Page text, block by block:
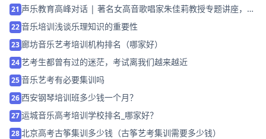
21 声乐教育高峰对话 | 著名女高音歌唱家朱佳莉教授专题讲座，圆
满落幕！
22音乐培训浅谈乐理知识的重要性
23 廊坊音乐艺考培训机构排名（哪家好）
24艺考生都曾有过的迷茫，考试离我们越来越近
25音乐艺考有必要集训吗
26西安钢琴培训班多少钱一个月？
27运城音乐高考培训学校排名_哪家好？
28 北京高考古筝集训多少钱（古筝艺考集训需要多少钱）